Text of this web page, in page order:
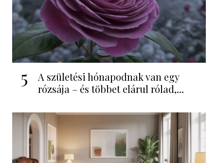
5
A születési hónapodnak van egy
rózsája – és többet elárul rólad,...